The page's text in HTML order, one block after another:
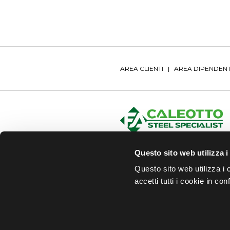
Questo sito web utilizza i
Questo sito web utilizza i
accetti tutti i cookie in
AREA CLIENTI | AREA